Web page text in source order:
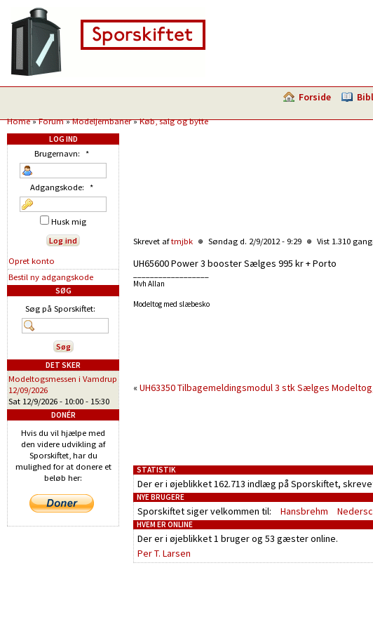
Forside
Home»Forum»Modeljernbaner»Køb, salg og bytte
Skrevet aftmjbk Søndag d. 2/9/2012 - 9:29 Vist 1.310
UH65600 Power 3 booster Sælges 995 kr + Porto
Mvh Allan
Modeltog med slæbesko
«UH63350 Tilbagemeldingsmodul 3 stk Sælges
STATISTIK
Der er i øjeblikket 162.713 indlæg på Sporskiftet,
NYE BRUGERE
Sporskiftet siger velkommen til: Hansbrehm
HVEM ER ONLINE
Der er i øjeblikket1 brugerog 53 gæsteronline.
Per T. Larsen
LOG IND
Brugernavn: *
Adgangskode: *
Husk mig
Opret konto
Bestil ny adgangskode
SØG
Søg på Sporskiftet:
DET SKER
Modeltogsmessen i Vamdrup
12/09/2026
Sat 12/9/2026 - 10:00 - 15:30
DONÉR
Hvis du vil hjælpe med
den videre udvikling af
Sporskiftet, har du
mulighed for at donere et
beløb her: